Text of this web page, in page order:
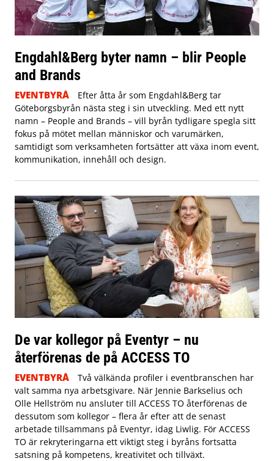
Engdahl&Berg byter namn – blir People
and Brands
EVENTBYRÅ
Efter åtta år som Engdahl&Berg tar
Göteborgsbyrån nästa steg i sin utveckling. Med ett nytt
namn – People and Brands – vill byrån tydligare spegla sitt
fokus på mötet mellan människor och varumärken,
samtidigt som verksamheten fortsätter att växa inom event,
kommunikation, innehåll och design.
De var kollegor på Eventyr – nu
återförenas de på ACCESS TO
EVENTBYRÅ
Två välkända profiler i eventbranschen har
valt samma nya arbetsgivare. När Jennie Barkselius och
Olle Hellström nu ansluter till ACCESS TO återförenas de
dessutom som kollegor – flera år efter att de senast
arbetade tillsammans på Eventyr, idag Liwlig. För ACCESS
TO är rekryteringarna ett viktigt steg i byråns fortsatta
satsning på kompetens, kreativitet och tillväxt.